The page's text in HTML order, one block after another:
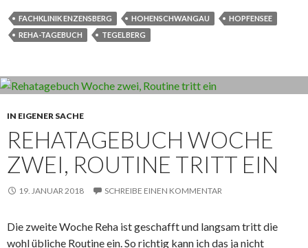
FACHKLINIK ENZENSBERG HOHENSCHWANGAU
HOPFENSEE
REHA-TAGEBUCH
TEGELBERG
IN EIGENER SACHE
REHATAGEBUCH WOCHE
ZWEI, ROUTINE TRITT EIN
19. JANUAR 2018 SCHREIBE EINEN KOMMENTAR
Die zweite Woche Reha ist geschafft und langsam tritt die
wohl übliche Routine ein. So richtig kann ich das ja nicht